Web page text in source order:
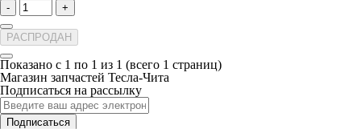
- +
РАСПРОДАН
Показано с 1 по 1 из 1 (всего 1 страниц)
Магазин запчастей Тесла-Чита
Подписаться на рассылку
Подписаться